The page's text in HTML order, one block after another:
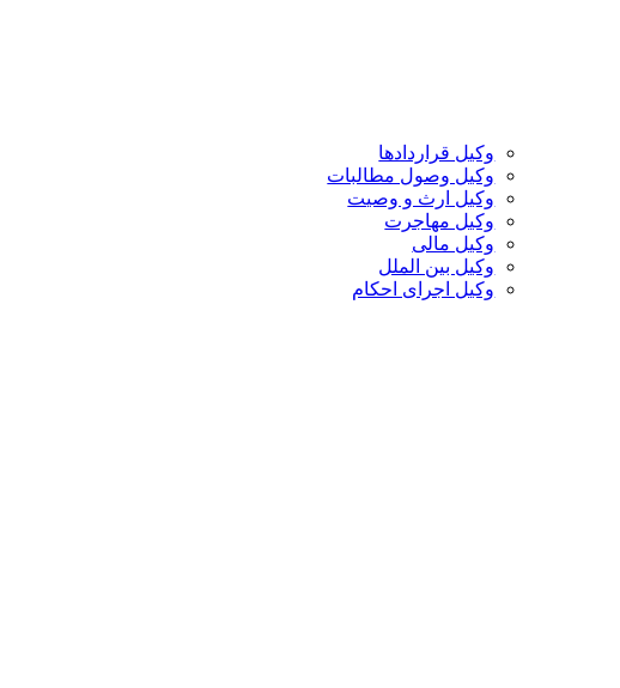
وکیل قراردادها
وکیل وصول مطالبات
وکیل ارث و وصیت
وکیل مهاجرت
وکیل مالی
وکیل بین الملل
وکیل اجرای احکام